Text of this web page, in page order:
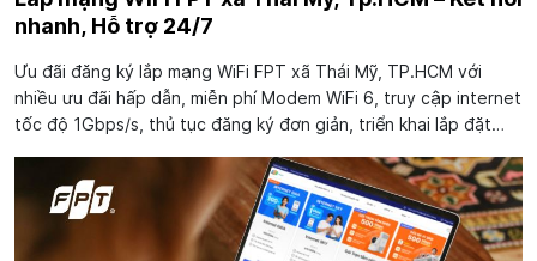
nhanh, Hỗ trợ 24/7
Ưu đãi đăng ký lắp mạng WiFi FPT xã Thái Mỹ, TP.HCM với
nhiều ưu đãi hấp dẫn, miễn phí Modem WiFi 6, truy cập internet
tốc độ 1Gbps/s, thủ tục đăng ký đơn giản, triển khai lắp đặt
độ cao...